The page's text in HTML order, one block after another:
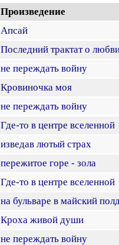
Произведение
Апсай
Последний трактат о
не переждать войну
Кровиночка моя
не переждать войну
Где-то в центре вселенной
изведав лютый страх
пережитое горе - зола
Где-то в центре вселенной
на бульваре в майский
Кроха живой души
не переждать войну